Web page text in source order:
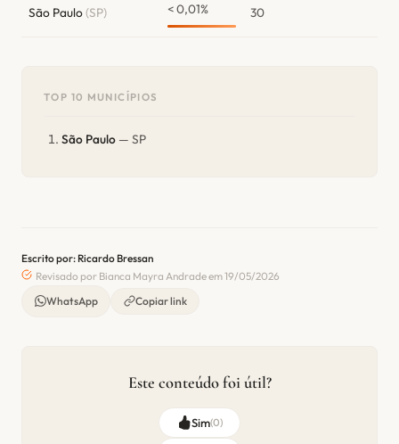
São Paulo(SP) < 0,01% 30
TOP 10 MUNICÍPIOS
São Paulo — SP
Escrito por: Ricardo Bressan
Revisado por Bianca Mayra Andrade em 19/05/2026
WhatsApp
Copiar link
Este conteúdo foi útil?
Sim(0)